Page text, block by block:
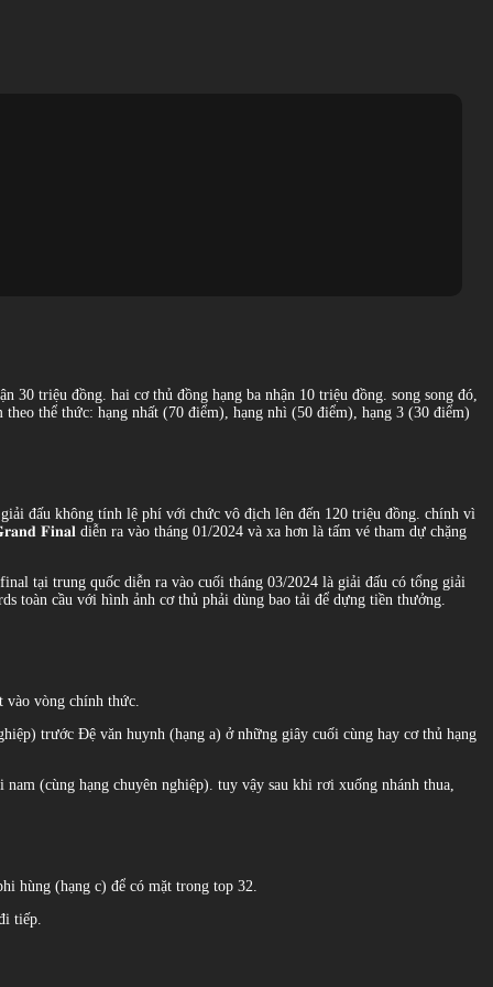
triệu đồng. hai cơ thủ đồng hạng ba nhận 10 triệu đồng. song song đó,
thể thức: hạng nhất (70 điểm), hạng nhì (50 điểm), hạng 3 (30 điểm)
đấu không tính lệ phí với chức vô địch lên đến 120 triệu đồng. chính vì
𝐅𝐢𝐧𝐚𝐥 diễn ra vào tháng 01/2024 và xa hơn là tấm vé tham dự chặng
tại trung quốc diễn ra vào cuối tháng 03/2024 là giải đấu có tổng giải
toàn cầu với hình ảnh cơ thủ phải dùng bao tải để dựng tiền thưởng.
vào vòng chính thức.
trước Đệ văn huynh (hạng a) ở những giây cuối cùng hay cơ thủ hạng
(cùng hạng chuyên nghiệp). tuy vậy sau khi rơi xuống nhánh thua,
hùng (hạng c) để có mặt trong top 32.
tiếp.